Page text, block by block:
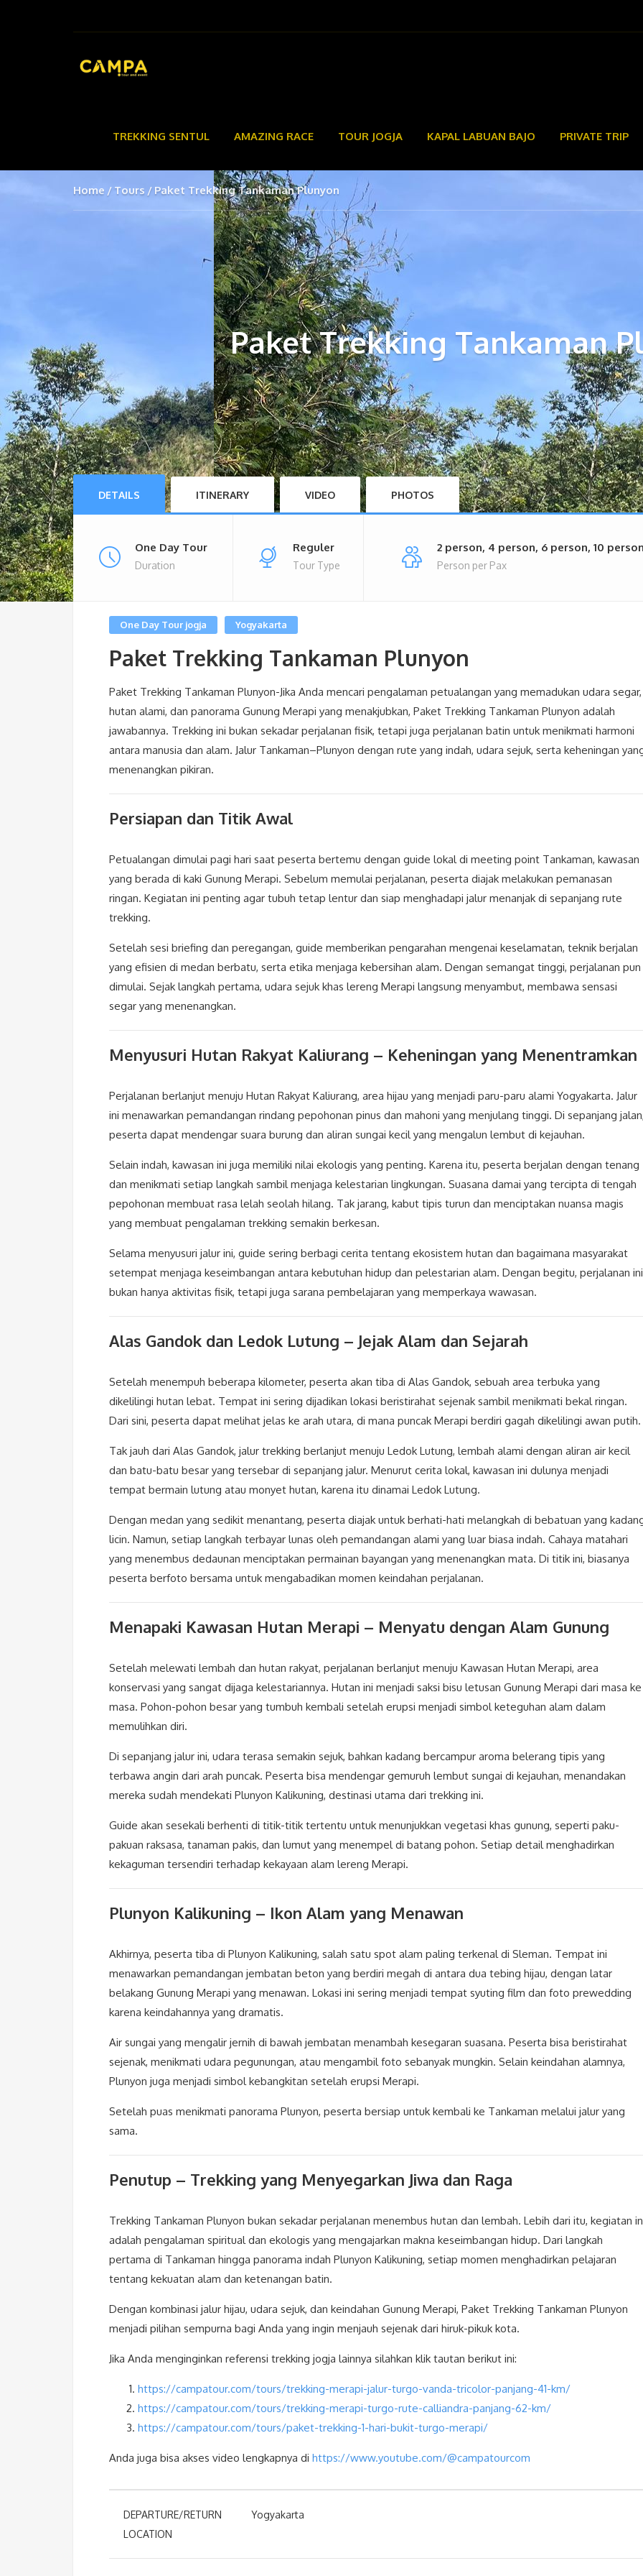
TREKKING SENTUL AMAZING RACE TOUR JOGJA KAPAL LABUAN BAJO PRIVATE TRIP
Home Tours Paket Trekking Tankaman Plunyon
Paket Trekking Tankaman
DETAILS ITINERARY VIDEO PHOTOS
One Day Tour
Duration
Reguler
Tour Type
2 person, 4 person, 6 person, 10
Person per Pax
One Day Tour jogja Yogyakarta
Paket Trekking Tankaman Plunyon
Paket Trekking Tankaman Plunyon-Jika Anda mencari pengalaman petualangan yang memadukan udara segar,
hutan alami, dan panorama Gunung Merapi yang menakjubkan, Paket Trekking Tankaman Plunyon adalah
jawabannya. Trekking ini bukan sekadar perjalanan fisik, tetapi juga perjalanan batin untuk menikmati harmoni
antara manusia dan alam. Jalur Tankaman–Plunyon dengan rute yang indah, udara sejuk, serta keheningan
menenangkan pikiran.
Persiapan dan Titik Awal
Petualangan dimulai pagi hari saat peserta bertemu dengan guide lokal di meeting point Tankaman, kawasan
yang berada di kaki Gunung Merapi. Sebelum memulai perjalanan, peserta diajak melakukan pemanasan
ringan. Kegiatan ini penting agar tubuh tetap lentur dan siap menghadapi jalur menanjak di sepanjang rute
trekking.
Setelah sesi briefing dan peregangan, guide memberikan pengarahan mengenai keselamatan, teknik berjalan
yang efisien di medan berbatu, serta etika menjaga kebersihan alam. Dengan semangat tinggi, perjalanan pun
dimulai. Sejak langkah pertama, udara sejuk khas lereng Merapi langsung menyambut, membawa sensasi
segar yang menenangkan.
Menyusuri Hutan Rakyat Kaliurang – Keheningan yang Menentramkan
Perjalanan berlanjut menuju Hutan Rakyat Kaliurang, area hijau yang menjadi paru-paru alami Yogyakarta. Jalur
ini menawarkan pemandangan rindang pepohonan pinus dan mahoni yang menjulang tinggi. Di sepanjang
peserta dapat mendengar suara burung dan aliran sungai kecil yang mengalun lembut di kejauhan.
Selain indah, kawasan ini juga memiliki nilai ekologis yang penting. Karena itu, peserta berjalan dengan tenang
dan menikmati setiap langkah sambil menjaga kelestarian lingkungan. Suasana damai yang tercipta di tengah
pepohonan membuat rasa lelah seolah hilang. Tak jarang, kabut tipis turun dan menciptakan nuansa magis
yang membuat pengalaman trekking semakin berkesan.
Selama menyusuri jalur ini, guide sering berbagi cerita tentang ekosistem hutan dan bagaimana masyarakat
setempat menjaga keseimbangan antara kebutuhan hidup dan pelestarian alam. Dengan begitu, perjalanan ini
bukan hanya aktivitas fisik, tetapi juga sarana pembelajaran yang memperkaya wawasan.
Alas Gandok dan Ledok Lutung – Jejak Alam dan Sejarah
Setelah menempuh beberapa kilometer, peserta akan tiba di Alas Gandok, sebuah area terbuka yang
dikelilingi hutan lebat. Tempat ini sering dijadikan lokasi beristirahat sejenak sambil menikmati bekal ringan.
Dari sini, peserta dapat melihat jelas ke arah utara, di mana puncak Merapi berdiri gagah dikelilingi awan putih.
Tak jauh dari Alas Gandok, jalur trekking berlanjut menuju Ledok Lutung, lembah alami dengan aliran air kecil
dan batu-batu besar yang tersebar di sepanjang jalur. Menurut cerita lokal, kawasan ini dulunya menjadi
tempat bermain lutung atau monyet hutan, karena itu dinamai Ledok Lutung.
Dengan medan yang sedikit menantang, peserta diajak untuk berhati-hati melangkah di bebatuan yang
licin. Namun, setiap langkah terbayar lunas oleh pemandangan alami yang luar biasa indah. Cahaya matahari
yang menembus dedaunan menciptakan permainan bayangan yang menenangkan mata. Di titik ini, biasanya
peserta berfoto bersama untuk mengabadikan momen keindahan perjalanan.
Menapaki Kawasan Hutan Merapi – Menyatu dengan Alam Gunung
Setelah melewati lembah dan hutan rakyat, perjalanan berlanjut menuju Kawasan Hutan Merapi, area
konservasi yang sangat dijaga kelestariannya. Hutan ini menjadi saksi bisu letusan Gunung Merapi dari masa ke
masa. Pohon-pohon besar yang tumbuh kembali setelah erupsi menjadi simbol keteguhan alam dalam
memulihkan diri.
Di sepanjang jalur ini, udara terasa semakin sejuk, bahkan kadang bercampur aroma belerang tipis yang
terbawa angin dari arah puncak. Peserta bisa mendengar gemuruh lembut sungai di kejauhan, menandakan
mereka sudah mendekati Plunyon Kalikuning, destinasi utama dari trekking ini.
Guide akan sesekali berhenti di titik-titik tertentu untuk menunjukkan vegetasi khas gunung, seperti paku-
pakuan raksasa, tanaman pakis, dan lumut yang menempel di batang pohon. Setiap detail menghadirkan
kekaguman tersendiri terhadap kekayaan alam lereng Merapi.
Plunyon Kalikuning – Ikon Alam yang Menawan
Akhirnya, peserta tiba di Plunyon Kalikuning, salah satu spot alam paling terkenal di Sleman. Tempat ini
menawarkan pemandangan jembatan beton yang berdiri megah di antara dua tebing hijau, dengan latar
belakang Gunung Merapi yang menawan. Lokasi ini sering menjadi tempat syuting film dan foto prewedding
karena keindahannya yang dramatis.
Air sungai yang mengalir jernih di bawah jembatan menambah kesegaran suasana. Peserta bisa beristirahat
sejenak, menikmati udara pegunungan, atau mengambil foto sebanyak mungkin. Selain keindahan alamnya,
Plunyon juga menjadi simbol kebangkitan setelah erupsi Merapi.
Setelah puas menikmati panorama Plunyon, peserta bersiap untuk kembali ke Tankaman melalui jalur yang
sama.
Penutup – Trekking yang Menyegarkan Jiwa dan Raga
Trekking Tankaman Plunyon bukan sekadar perjalanan menembus hutan dan lembah. Lebih dari itu, kegiatan
adalah pengalaman spiritual dan ekologis yang mengajarkan makna keseimbangan hidup. Dari langkah
pertama di Tankaman hingga panorama indah Plunyon Kalikuning, setiap momen menghadirkan pelajaran
tentang kekuatan alam dan ketenangan batin.
Dengan kombinasi jalur hijau, udara sejuk, dan keindahan Gunung Merapi, Paket Trekking Tankaman Plunyon
menjadi pilihan sempurna bagi Anda yang ingin menjauh sejenak dari hiruk-pikuk kota.
Jika Anda menginginkan referensi trekking jogja lainnya silahkan klik tautan berikut ini:
https://campatour.com/tours/trekking-merapi-jalur-turgo-vanda-tricolor-panjang-41-km/
https://campatour.com/tours/trekking-merapi-turgo-rute-calliandra-panjang-62-km/
https://campatour.com/tours/paket-trekking-1-hari-bukit-turgo-merapi/
Anda juga bisa akses video lengkapnya di https://www.youtube.com/@campatourcom
DEPARTURE/RETURN
LOCATION
Yogyakarta